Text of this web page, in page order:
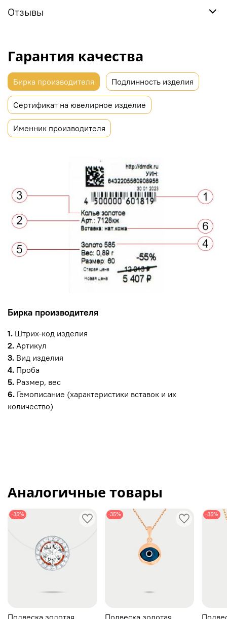
Отзывы
Гарантия качества
Бирка производителя Подлинность изделия
Сертификат на ювелирное изделие
Именник производителя
Бирка производителя
1. Штрих-код изделия
2. Артикул
3. Вид изделия
4. Проба
5. Размер, вес
6. Гемописание (характеристики вставок и их
количество)
Аналогичные товары
-35%
Подвеска золотая
-35%
Подвеска золотая
-35%